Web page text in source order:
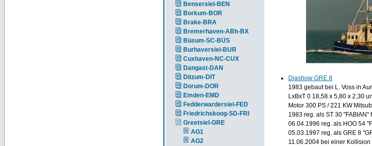
Bensersiel-BEN
Borkum-BOR
Brake-BRA
Bremerhaven-ABh-BX
Büsum-SC-BÜS
Burhaversiel-BUR
Cuxhaven-NC-CUX
Dangast-DAN
Ditzum-DIT
Dorum-DOR
Emden-EMD
Fedderwardersiel-FED
Friedrichskoog-SD-FRI
Greetsiel-GRE
AG1
AG2
Diashow GRE 8
1983 gebaut bei L. Voss in
LxBxT 0 18,58 x 5,80 x 2,30
Motor 300 PS / 221 KW
1983 reg. als ST 30
06.04.1996 reg. als HOO 54
05.03.1997 reg. als GRE 8
11.06.2004 bei einer